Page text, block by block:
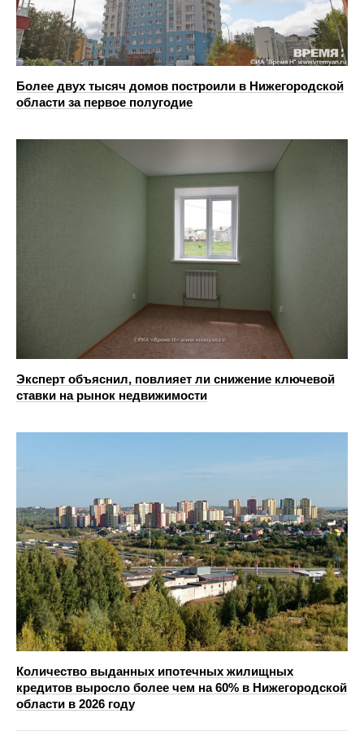
Более двух тысяч домов построили в Нижегородской
области за первое полугодие
Эксперт объяснил, повлияет ли снижение ключевой
ставки на рынок недвижимости
Количество выданных ипотечных жилищных
кредитов выросло более чем на 60% в Нижегородской
области в 2026 году